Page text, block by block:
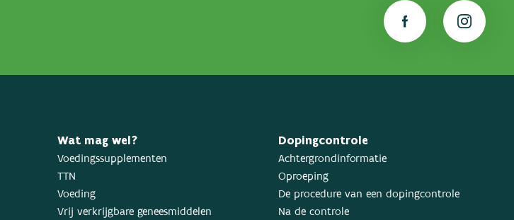
Wat mag wel?
Voedingssupplementen
TTN
Voeding
Vrij verkrijgbare geneesmiddelen
Dopingcontrole
Achtergrondinformatie
Oproeping
De procedure van een dopingcontrole
Na de controle